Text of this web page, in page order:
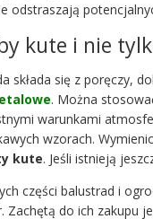
odstraszają
kute i nie
składa się z poręczy,
. Można
warunkami
wzorach.
kute. Jeśli istnieją
części balustrad i
Zachętą do ich zakupu